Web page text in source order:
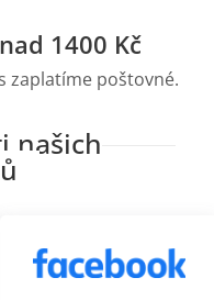
1400 Kč
zaplatíme poštovné.
našich